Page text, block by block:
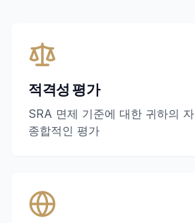
적격성 평가
SRA 면제 기준에 대한 귀하의
종합적인 평가